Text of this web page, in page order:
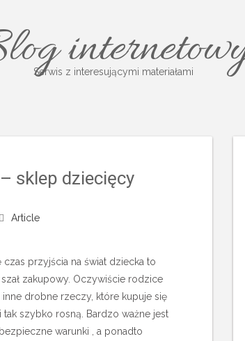
Serwis z interesującymi materiałami
sklep dziecięcy
Article
przyjścia na świat dziecka to
zakupowy. Oczywiście rodzice
drobne rzeczy, które kupuje się
szybko rosną. Bardzo ważne jest
warunki , a ponadto